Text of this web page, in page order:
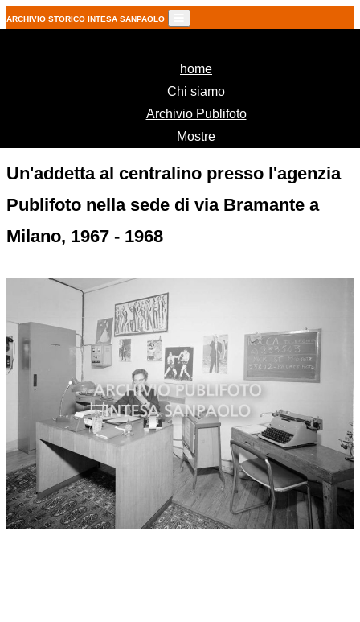
ARCHIVIO STORICO INTESA SANPAOLO
home(current)
Chi siamo
Archivio Publifoto
Mostre
Un'addetta al centralino presso l'agenzia
Publifoto nella sede di via Bramante a
Milano, 1967 - 1968